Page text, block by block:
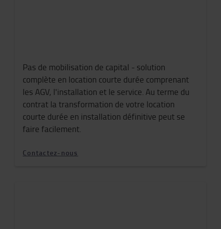
Pas de mobilisation de capital - solution
complète en location courte durée comprenant
les AGV, l'installation et le service.Au terme du
contrat la transformation de votre location
courte durée en installation définitive peut se
faire facilement.
Contactez-nous